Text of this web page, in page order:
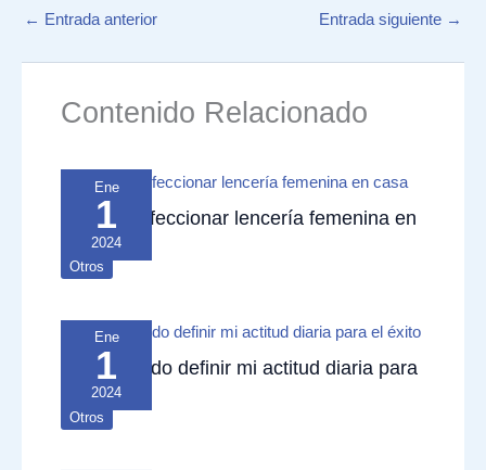
← Entrada anterior Entrada siguiente →
Contenido Relacionado
Ene
1
2024
Cómo confeccionar lencería femenina en
casa
Otros
Ene
1
2024
Cómo puedo definir mi actitud diaria para
el éxito
Otros